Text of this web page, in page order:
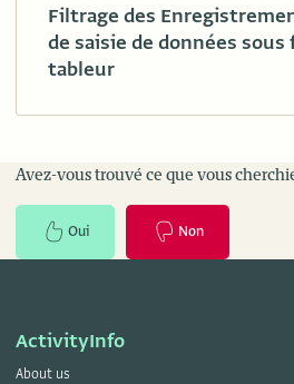
Filtrage des
de saisie de données sous
tableur
Avez-vous trouvé ce que vous
Oui Non
ActivityInfo
About us